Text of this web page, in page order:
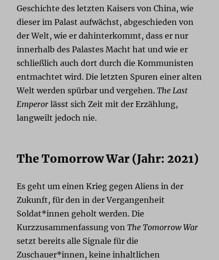
Geschichte des letzten Kaisers von China, wie
dieser im Palast aufwächst, abgeschieden von
der Welt, wie er dahinterkommt, dass er nur
innerhalb des Palastes Macht hat und wie er
schließlich auch dort durch die Kommunisten
entmachtet wird. Die letzten Spuren einer alten
Welt werden spürbar und vergehen.The Last
Emperor lässt sich Zeit mit der Erzählung,
langweilt jedoch nie.
The Tomorrow War (Jahr: 2021)
Es geht um einen Krieg gegen Aliens in der
Zukunft, für den in der Vergangenheit
Soldat*innen geholt werden. Die
Kurzzusammenfassung vonThe Tomorrow War
setzt bereits alle Signale für die
Zuschauer*innen, keine inhaltlichen